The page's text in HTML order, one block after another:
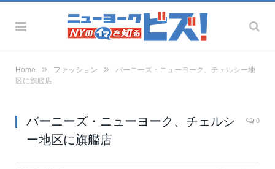
Home » ファッション »
バーニーズ・ニューヨーク、チェルシー地
区に旗艦店
バーニーズ・ニューヨーク、チェルシ
ー地区に旗艦店
0